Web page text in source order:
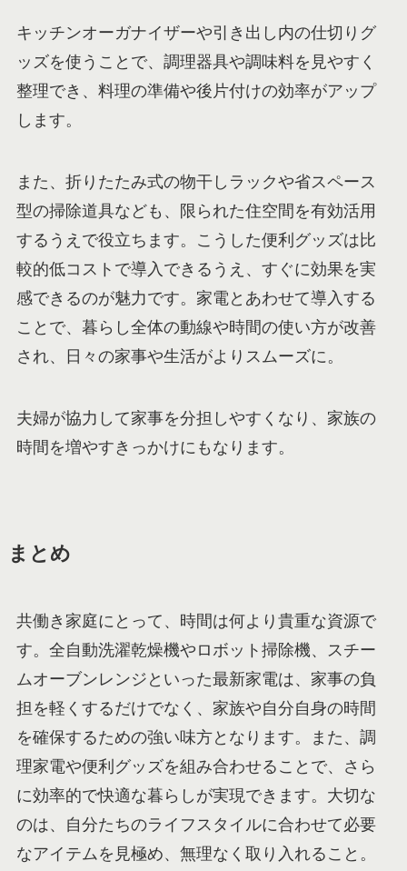
キッチンオーガナイザーや引き出し内の仕切りグ
ッズを使うことで、調理器具や調味料を見やすく
整理でき、料理の準備や後片付けの効率がアップ
します。
また、折りたたみ式の物干しラックや省スペース
型の掃除道具なども、限られた住空間を有効活用
するうえで役立ちます。こうした便利グッズは比
較的低コストで導入できるうえ、すぐに効果を実
感できるのが魅力です。家電とあわせて導入する
ことで、暮らし全体の動線や時間の使い方が改善
され、日々の家事や生活がよりスムーズに。
夫婦が協力して家事を分担しやすくなり、家族の
時間を増やすきっかけにもなります。
まとめ
共働き家庭にとって、時間は何より貴重な資源で
す。全自動洗濯乾燥機やロボット掃除機、スチー
ムオーブンレンジといった最新家電は、家事の負
担を軽くするだけでなく、家族や自分自身の時間
を確保するための強い味方となります。また、調
理家電や便利グッズを組み合わせることで、さら
に効率的で快適な暮らしが実現できます。大切な
のは、自分たちのライフスタイルに合わせて必要
なアイテムを見極め、無理なく取り入れること。